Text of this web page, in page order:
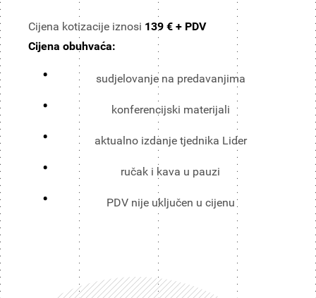
Cijena kotizacije iznosi 139 € + PDV
Cijena obuhvaća:
sudjelovanje na predavanjima
konferencijski materijali
aktualno izdanje tjednika Lider
ručak i kava u pauzi
PDV nije uključen u cijenu